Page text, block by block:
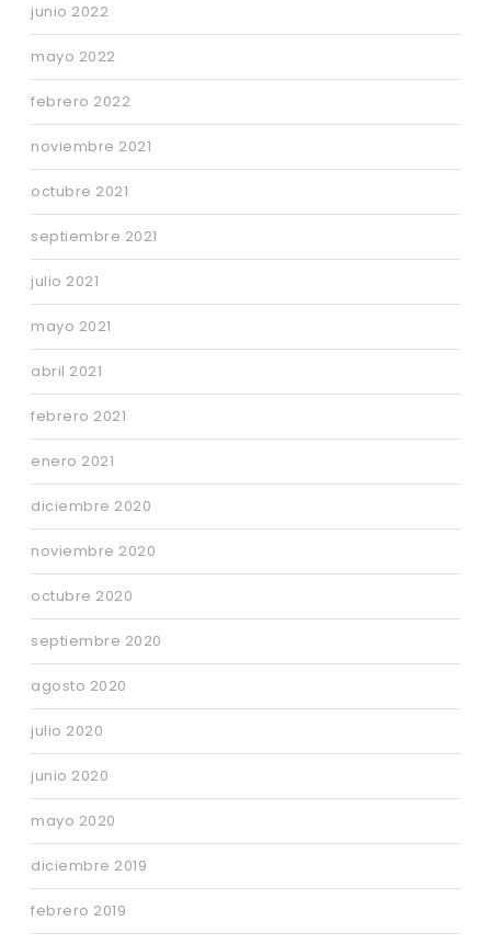
junio 2022
mayo 2022
febrero 2022
noviembre 2021
octubre 2021
septiembre 2021
julio 2021
mayo 2021
abril 2021
febrero 2021
enero 2021
diciembre 2020
noviembre 2020
octubre 2020
septiembre 2020
agosto 2020
julio 2020
junio 2020
mayo 2020
diciembre 2019
febrero 2019